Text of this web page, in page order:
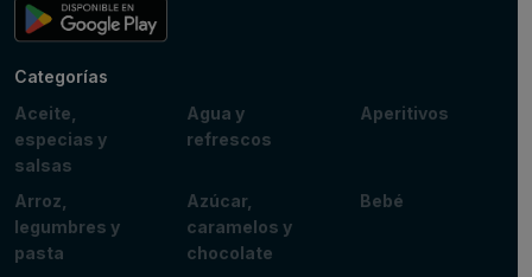
Categorías
Aceite,
especias y
salsas
Agua y
refrescos
Aperitivos
Arroz,
legumbres y
pasta
Azúcar,
caramelos y
chocolate
Bebé